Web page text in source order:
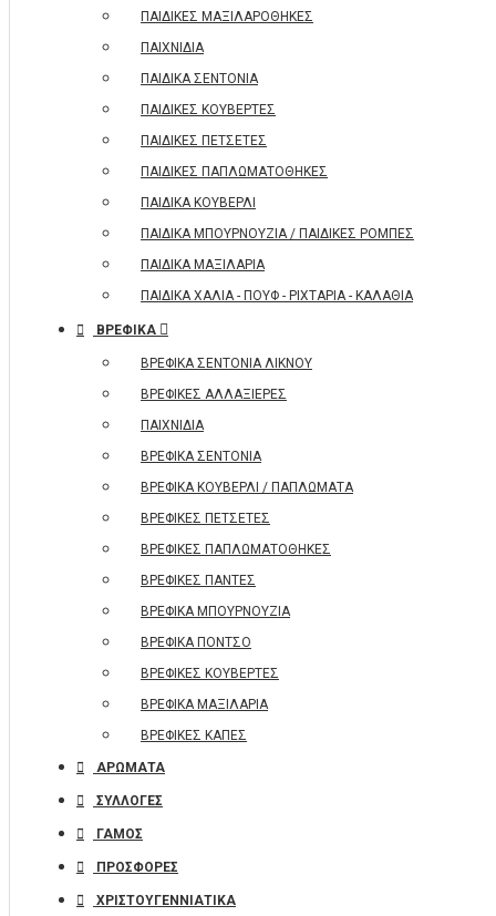
ΠΑΙΔΙΚΕΣ ΜΑΞΙΛΑΡΟΘΗΚΕΣ
ΠΑΙΧΝΙΔΙΑ
ΠΑΙΔΙΚΑ ΣΕΝΤΟΝΙΑ
ΠΑΙΔΙΚΕΣ ΚΟΥΒΕΡΤΕΣ
ΠΑΙΔΙΚΕΣ ΠΕΤΣΕΤΕΣ
ΠΑΙΔΙΚΕΣ ΠΑΠΛΩΜΑΤΟΘΗΚΕΣ
ΠΑΙΔΙΚΑ ΚΟΥΒΕΡΛΙ
ΠΑΙΔΙΚΑ ΜΠΟΥΡΝΟΥΖΙΑ / ΠΑΙΔΙΚΕΣ ΡΟΜΠΕΣ
ΠΑΙΔΙΚΑ ΜΑΞΙΛΑΡΙΑ
ΠΑΙΔΙΚΑ ΧΑΛΙΑ - ΠΟΥΦ - ΡΙΧΤΑΡΙΑ - ΚΑΛΑΘΙΑ
ΒΡΕΦΙΚΑ
ΒΡΕΦΙΚΑ ΣΕΝΤΟΝΙΑ ΛΙΚΝΟΥ
ΒΡΕΦΙΚΕΣ ΑΛΛΑΞΙΕΡΕΣ
ΠΑΙΧΝΙΔΙΑ
ΒΡΕΦΙΚΑ ΣΕΝΤΟΝΙΑ
ΒΡΕΦΙΚΑ ΚΟΥΒΕΡΛΙ / ΠΑΠΛΩΜΑΤΑ
ΒΡΕΦΙΚΕΣ ΠΕΤΣΕΤΕΣ
ΒΡΕΦΙΚΕΣ ΠΑΠΛΩΜΑΤΟΘΗΚΕΣ
ΒΡΕΦΙΚΕΣ ΠΑΝΤΕΣ
ΒΡΕΦΙΚΑ ΜΠΟΥΡΝΟΥΖΙΑ
ΒΡΕΦΙΚΑ ΠΟΝΤΣΟ
ΒΡΕΦΙΚΕΣ ΚΟΥΒΕΡΤΕΣ
ΒΡΕΦΙΚΑ ΜΑΞΙΛΑΡΙΑ
ΒΡΕΦΙΚΕΣ ΚΑΠΕΣ
ΑΡΩΜΑΤΑ
ΣΥΛΛΟΓΕΣ
ΓΑΜΟΣ
ΠΡΟΣΦΟΡΕΣ
ΧΡΙΣΤΟΥΓΕΝΝΙΑΤΙΚΑ